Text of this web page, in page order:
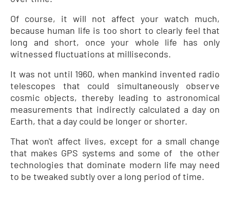
Of course, it will not affect your watch much,
because human life is too short to clearly feel that
long and short, once your whole life has only
witnessed fluctuations at milliseconds.
It was not until 1960, when mankind invented radio
telescopes that could simultaneously observe
cosmic objects, thereby leading to astronomical
measurements that indirectly calculated a day on
Earth, that a day could be longer or shorter.
That won't affect lives, except for a small change
that makes GPS systems and some of
the other
technologies that dominate modern life may need
to be tweaked subtly over a long period of time.